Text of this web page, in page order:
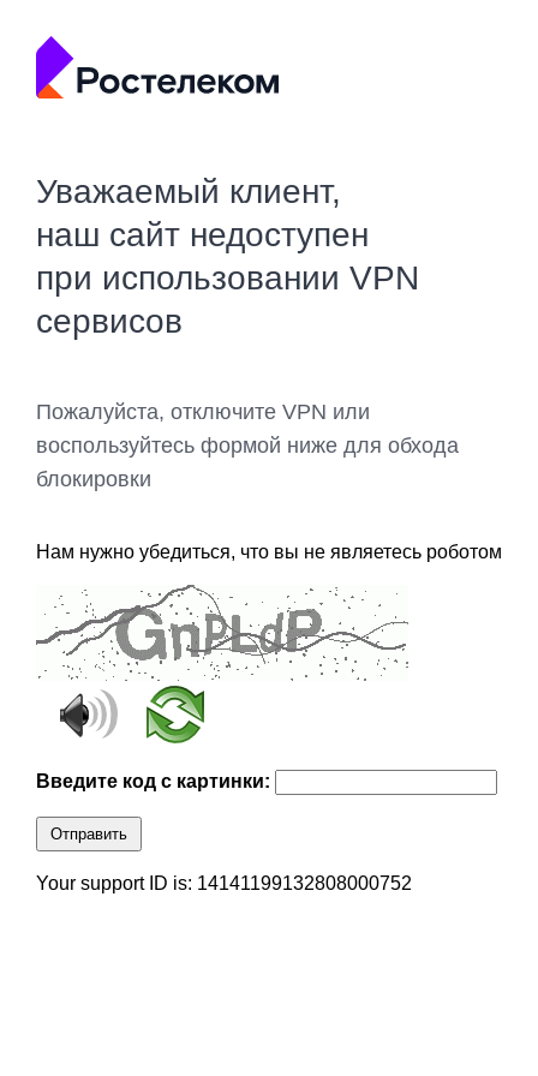
Уважаемый клиент,
наш сайт недоступен
при использовании VPN
сервисов
Пожалуйста, отключите VPN или
воспользуйтесь формой ниже для обхода
блокировки
Нам нужно убедиться, что вы не являетесь роботом
Введите код с картинки:
Отправить
Your support ID is: 14141199132808000752